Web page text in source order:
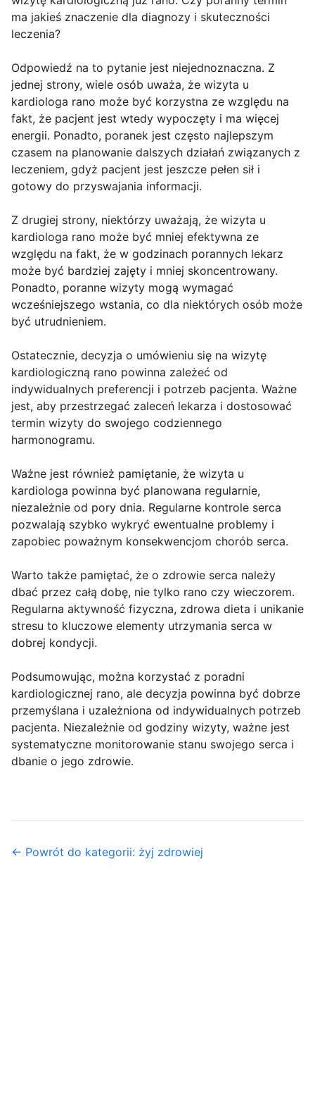
ma jakieś znaczenie dla diagnozy i skuteczności
leczenia?
Odpowiedź na to pytanie jest niejednoznaczna. Z
jednej strony, wiele osób uważa, że wizyta u
kardiologa rano może być korzystna ze względu na
fakt, że pacjent jest wtedy wypoczęty i ma więcej
energii. Ponadto, poranek jest często najlepszym
czasem na planowanie dalszych działań związanych z
leczeniem, gdyż pacjent jest jeszcze pełen sił i
gotowy do przyswajania informacji.
Z drugiej strony, niektórzy uważają, że wizyta u
kardiologa rano może być mniej efektywna ze
względu na fakt, że w godzinach porannych lekarz
może być bardziej zajęty i mniej skoncentrowany.
Ponadto, poranne wizyty mogą wymagać
wcześniejszego wstania, co dla niektórych osób może
być utrudnieniem.
Ostatecznie, decyzja o umówieniu się na wizytę
kardiologiczną rano powinna zależeć od
indywidualnych preferencji i potrzeb pacjenta. Ważne
jest, aby przestrzegać zaleceń lekarza i dostosować
termin wizyty do swojego codziennego
harmonogramu.
Ważne jest również pamiętanie, że wizyta u
kardiologa powinna być planowana regularnie,
niezależnie od pory dnia. Regularne kontrole serca
pozwalają szybko wykryć ewentualne problemy i
zapobiec poważnym konsekwencjom chorób serca.
Warto także pamiętać, że o zdrowie serca należy
dbać przez całą dobę, nie tylko rano czy wieczorem.
Regularna aktywność fizyczna, zdrowa dieta i unikanie
stresu to kluczowe elementy utrzymania serca w
dobrej kondycji.
Podsumowując, można korzystać z poradni
kardiologicznej rano, ale decyzja powinna być dobrze
przemyślana i uzależniona od indywidualnych potrzeb
pacjenta. Niezależnie od godziny wizyty, ważne jest
systematyczne monitorowanie stanu swojego serca i
dbanie o jego zdrowie.
← Powrót do kategorii: żyj zdrowiej